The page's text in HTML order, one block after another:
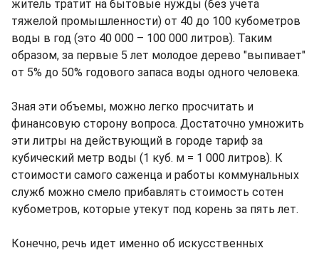
житель тратит на бытовые нужды (без учета
тяжелой промышленности) от 40 до 100 кубометров
воды в год (это 40 000 – 100 000 литров). Таким
образом, за первые 5 лет молодое дерево "выпивает"
от 5% до 50% годового запаса воды одного человека.
Зная эти объемы, можно легко просчитать и
финансовую сторону вопроса. Достаточно умножить
эти литры на действующий в городе тариф за
кубический метр воды (1 куб. м = 1 000 литров). К
стоимости самого саженца и работы коммунальных
служб можно смело прибавлять стоимость сотен
кубометров, которые утекут под корень за пять лет.
Конечно, речь идет именно об искусственных